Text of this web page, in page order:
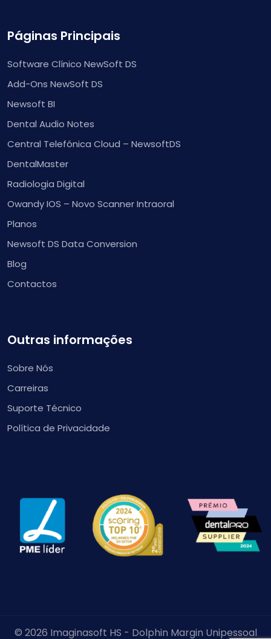
Páginas Principais
Software Clínico NewSoft DS
Add-Ons NewSoft DS
Newsoft BI
Dental Audio Notes
Central Telefónica Cloud – NewsoftDS
DentalMaster
Radiologia Digital
Owandy IOS – Novo Scanner Intraoral
Planos
Newsoft DS Data Conversion
Blog
Contactos
Outras informações
Sobre Nós
Carreiras
Suporte Técnico
Política de Privacidade
© 2026 Imaginasoft HS - Dolphin Margin Unipessoal